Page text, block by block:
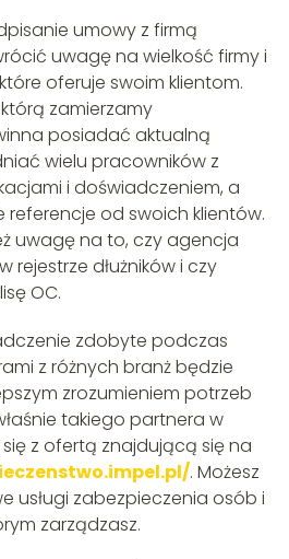
umowy z firmą
uwagę na wielkość firmy i
oferuje swoim klientom.
zamierzamy
posiadać aktualną
wielu pracowników z
i doświadczeniem, a
referencje od swoich klientów.
uwagę na to, czy agencja
rejestrze dłużników i czy
OC.
zdobyte podczas
z różnych branż będzie
zrozumieniem potrzeb
takiego partnera w
z ofertą znajdującą się na
. Możesz
usługi zabezpieczenia osób i
zarządzasz.